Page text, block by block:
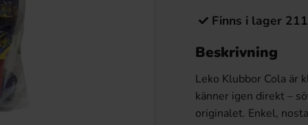
Finns i lager
Beskrivning
Leko Klubbor Cola är
känner igen direkt –
originalet. Enkel,